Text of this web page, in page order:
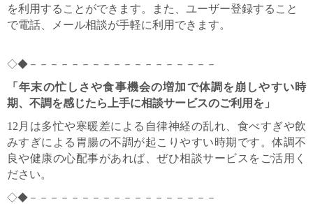
を利用することができます。また、ユーザー登録すること
で電話、メール相談が手軽に利用できます。
◇◆－－－－－－－－－－－－－－－－－－
「年末の忙しさや食事機会の増加で体調を崩しやすい時
期、不調を感じたら上手に相談サービスのご利用を」
12月は多忙や寒暖差による自律神経の乱れ、食べすぎや飲
みすぎによる胃腸の不調が起こりやすい時期です。体調不
良や健康の心配事があれば、ぜひ相談サービスをご活用く
ださい。
◇◆－－－－－－－－－－－－－－－－－－